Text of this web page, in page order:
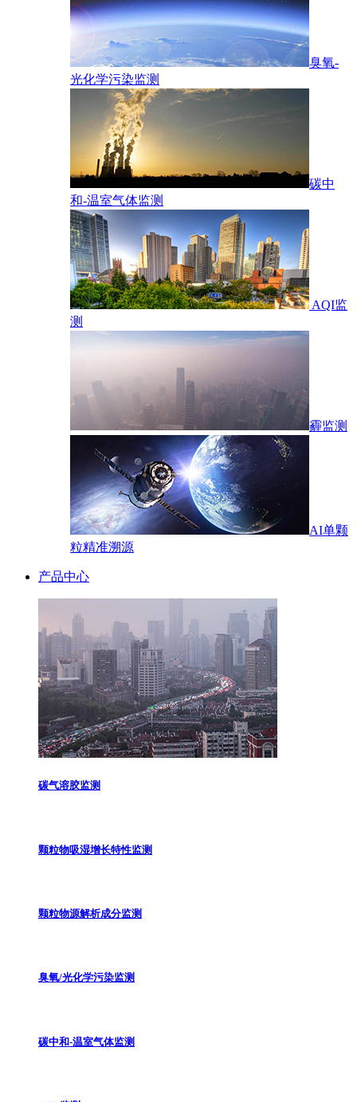
臭氧-
光化学污染监测
碳中
和-温室气体监测
AQI监
测
霾监测
AI单颗
粒精准溯源
产品中心
碳气溶胶监测
颗粒物吸湿增长特性监测
颗粒物源解析成分监测
臭氧/光化学污染监测
碳中和-温室气体监测